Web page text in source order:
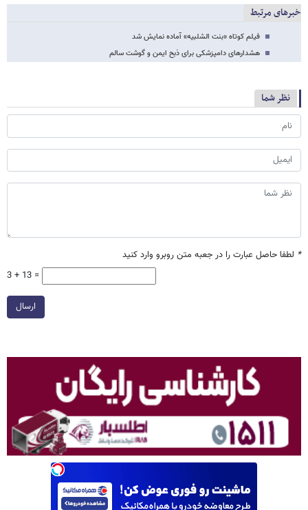
خبرهای مرتبط
فیلم کوتاه «بنت الشلبیه» آماده نمایش شد
هشدارهای دامپزشکی برای ذبح ایمن و گوشت سالم
نظر شما
* لطفا حاصل عبارت را در جعبه متن روبرو وارد کنید
3 + 13 =
ارسال